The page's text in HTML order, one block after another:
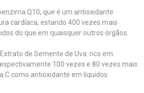
Q10, que é um antioxidante
cardíaca, estando 400 vezes mais
do que em quaisquer outros órgãos.
de Semente de Uva: rico em
100 vezes e 80 vezes mais
C como antioxidante em líquidos